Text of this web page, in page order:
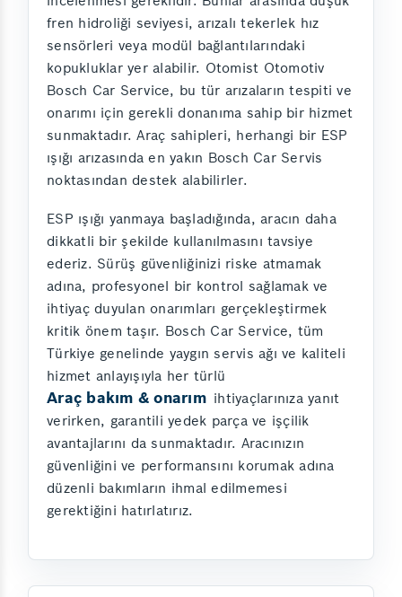
fren hidroliği seviyesi, arızalı tekerlek hız
sensörleri veya modül bağlantılarındaki
kopukluklar yer alabilir. Otomist Otomotiv
Bosch Car Service, bu tür arızaların tespiti ve
onarımı için gerekli donanıma sahip bir hizmet
sunmaktadır. Araç sahipleri, herhangi bir ESP
ışığı arızasında en yakın Bosch Car Servis
noktasından destek alabilirler.
ESP ışığı yanmaya başladığında, aracın daha
dikkatli bir şekilde kullanılmasını tavsiye
ederiz. Sürüş güvenliğinizi riske atmamak
adına, profesyonel bir kontrol sağlamak ve
ihtiyaç duyulan onarımları gerçekleştirmek
kritik önem taşır. Bosch Car Service, tüm
Türkiye genelinde yaygın servis ağı ve kaliteli
hizmet anlayışıyla her türlü
Araç bakım & onarım ihtiyaçlarınıza yanıt
verirken, garantili yedek parça ve işçilik
avantajlarını da sunmaktadır. Aracınızın
güvenliğini ve performansını korumak adına
düzenli bakımların ihmal edilmemesi
gerektiğini hatırlatırız.